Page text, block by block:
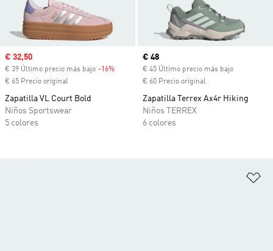
Precio de venta
€ 32,50
€ 39 Último precio más bajo -16% Descuento
€ 65 Precio original
Zapatilla VL Court Bold
Niños Sportswear
5 colores
Precio actual
€ 48
€ 45 Último precio más bajo
€ 60 Precio original
Zapatilla Terrex Ax4r Hiking
Niños TERREX
6 colores